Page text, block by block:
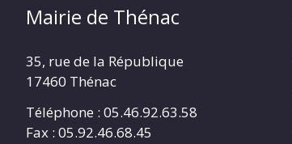
Mairie de Thénac
35, rue de la République
17460 Thénac
Téléphone : 05.46.92.63.58
Fax : 05.92.46.68.45